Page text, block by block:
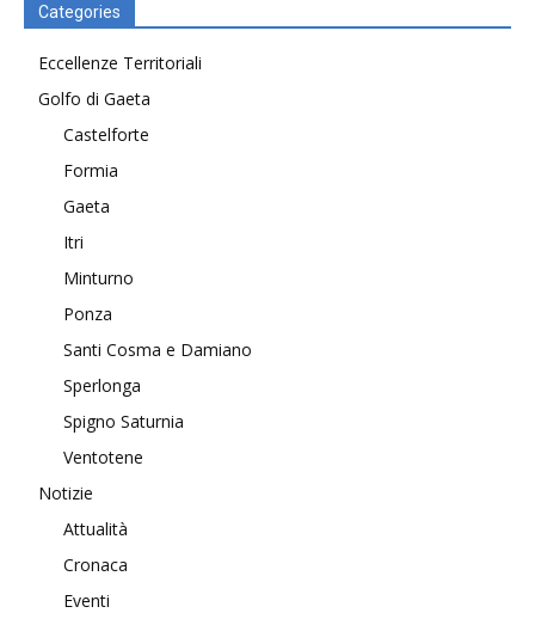
Categories
Eccellenze Territoriali
Golfo di Gaeta
Castelforte
Formia
Gaeta
Itri
Minturno
Ponza
Santi Cosma e Damiano
Sperlonga
Spigno Saturnia
Ventotene
Notizie
Attualità
Cronaca
Eventi